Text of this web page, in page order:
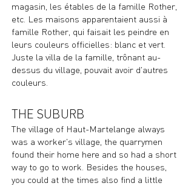
magasin, les étables de la famille Rother,
etc. Les maisons apparentaient aussi à
famille Rother, qui faisait les peindre en
leurs couleurs officielles: blanc et vert.
Juste la villa de la famille, trônant au-
dessus du village, pouvait avoir d'autres
couleurs.
THE SUBURB
The village of Haut-Martelange always
was a worker's village, the quarrymen
found their home here and so had a short
way to go to work. Besides the houses,
you could at the times also find a little